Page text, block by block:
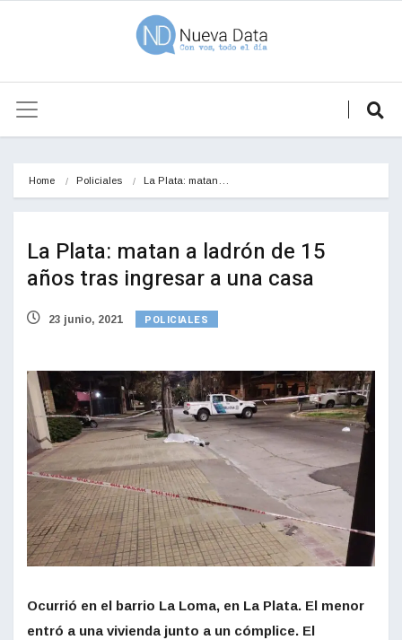
Home Policiales La Plata: matan…
La Plata: matan a ladrón de 15
años tras ingresar a una casa
23 junio, 2021 POLICIALES
Ocurrió en el barrio La Loma, en La Plata. El menor
entró a una vivienda junto a un cómplice. El